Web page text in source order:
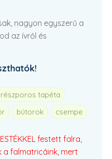
nagyon egyszerű a
az ívről és
tapéta
bútorok csempe
festett falra,
a falmatricáink, mert